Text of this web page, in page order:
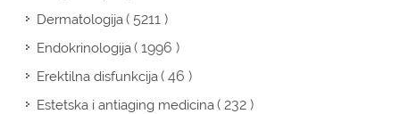
Dermatologija( 5211 )
Endokrinologija( 1996 )
Erektilna disfunkcija( 46 )
Estetska i antiaging medicina( 232 )